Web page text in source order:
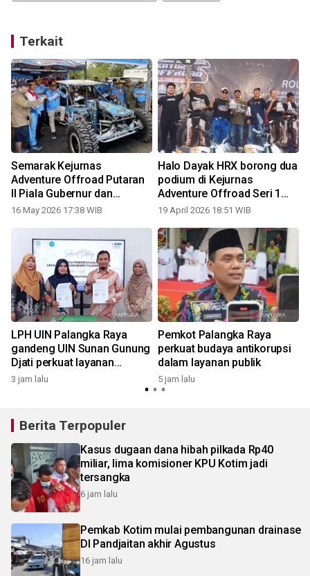
Terkait
Semarak Kejurnas
Adventure Offroad Putaran
II Piala Gubernur dan
Tangkiling Offroad Extreme
16 May 2026 17:38 WIB
Halo Dayak HRX borong dua
podium di Kejurnas
Adventure Offroad Seri 1
Semarang
19 April 2026 18:51 WIB
LPH UIN Palangka Raya
gandeng UIN Sunan Gunung
Djati perkuat layanan
sertifikasi halal
3 jam lalu
Pemkot Palangka Raya
perkuat budaya antikorupsi
dalam layanan publik
5 jam lalu
Berita Terpopuler
Kasus dugaan dana hibah pilkada Rp40
miliar, lima komisioner KPU Kotim jadi
tersangka
6 jam lalu
Pemkab Kotim mulai pembangunan drainase
DI Pandjaitan akhir Agustus
16 jam lalu